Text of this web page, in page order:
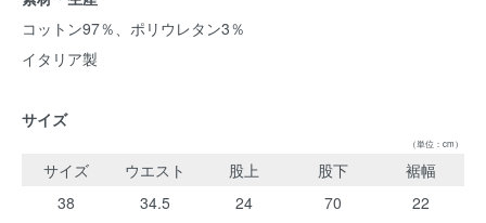
コットン97％、ポリウレタン3％
イタリア製
サイズ
（単位：cm）
サイズ ウエスト 股上 股下
裾幅
38
34.5 24 70
22